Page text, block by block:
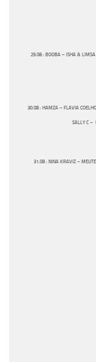
LA
29.08: BOOBA – ISHA & LIMSA
30.08 :HAMZA – FLAVIA
SALLY C –
31.08 : NINA KRAVIZ –